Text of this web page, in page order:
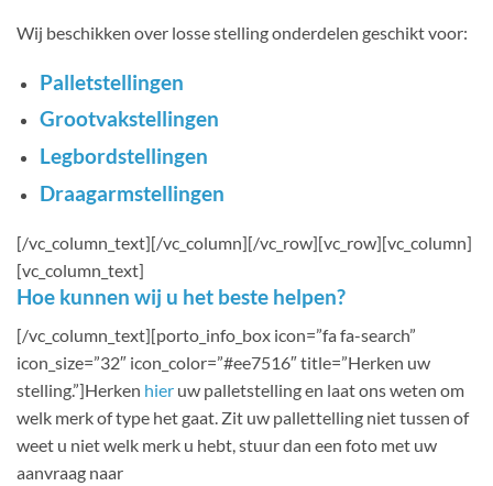
Wij beschikken over losse stelling onderdelen geschikt voor:
Palletstellingen
Grootvakstellingen
Legbordstellingen
Draagarmstellingen
[/vc_column_text][/vc_column][/vc_row][vc_row][vc_column]
[vc_column_text]
Hoe kunnen wij u het beste helpen?
[/vc_column_text][porto_info_box icon=”fa fa-search”
icon_size=”32″ icon_color=”#ee7516″ title=”Herken uw
stelling.”]Herken hier uw palletstelling en laat ons weten om
welk merk of type het gaat. Zit uw pallettelling niet tussen of
weet u niet welk merk u hebt, stuur dan een foto met uw
aanvraag naar